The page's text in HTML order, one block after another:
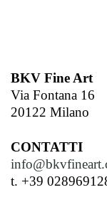
BKV Fine Art
Via Fontana 16
20122 Milano
CONTATTI
t. +39